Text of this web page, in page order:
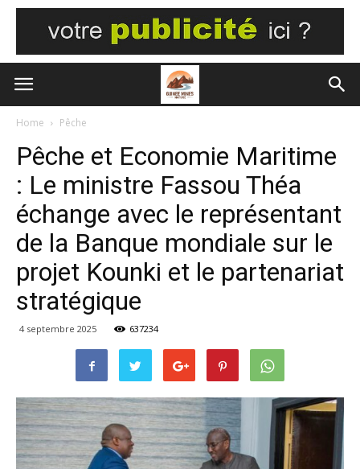
Home Pêche
Pêche et Economie Maritime
: Le ministre Fassou Théa
échange avec le représentant
de la Banque mondiale sur le
projet Kounki et le partenariat
stratégique
4 septembre 2025 637234